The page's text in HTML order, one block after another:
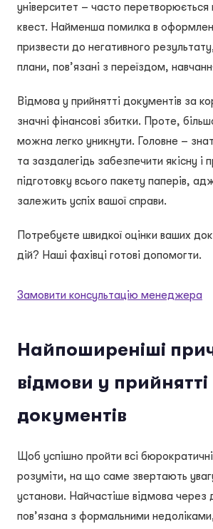
університет – часто перетворюється
квест. Найменша помилка в
призвести до негативного
плани, пов’язані з переїздом,
Відмова у прийнятті документів за
значні фінансові збитки. Проте,
можна легко уникнути. Головне –
та заздалегідь забезпечити якісну і
підготовку всього пакету паперів,
залежить успіх вашої справи.
Потребуєте швидкої оцінки ваших
дій? Наші фахівці готові допомогти.
Замовити консультацію менеджера
Найпоширеніші
відмови у прийнятті
документів
Щоб успішно пройти всі
розуміти, на що саме звертають
установи. Найчастіше відмова через
пов’язана з формальними